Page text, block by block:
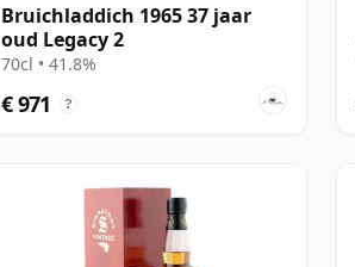
Bruichladdich 1965 37 jaar
oud Legacy 2
70cl • 41.8%
€ 971 ?